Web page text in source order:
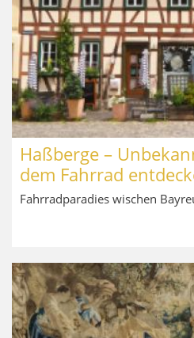
Haßberge –
dem Fahrrad
Fahrradparadies wischen